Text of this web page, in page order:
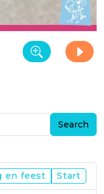
Search
en feest Start